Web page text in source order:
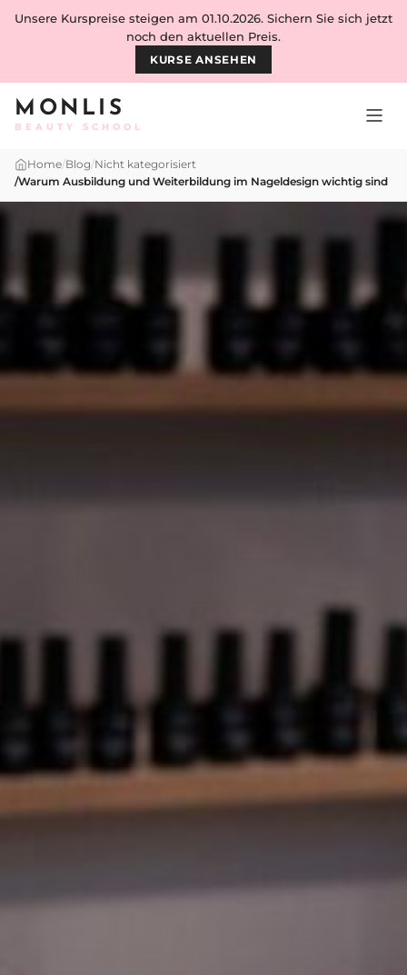
Skip to content
MONLIS
BEAUTY SCHOOL
Unsere Kurspreise steigen am 01.10.2026. Sichern Sie sich jetzt
noch den aktuellen Preis.
KURSE ANSEHEN
Home/Blog/Nicht kategorisiert
/Warum Ausbildung und Weiterbildung im Nageldesign wichtig sind